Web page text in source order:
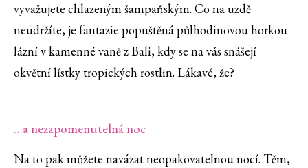
vyvažujete chlazeným šampaňským. Co na uzdě
neudržíte, je fantazie popuštěná půlhodinovou horkou
lázní v kamenné vaně z Bali, kdy se na vás snášejí
okvětní lístky tropických rostlin. Lákavé, že?
…a nezapomenutelná noc
Na to pak můžete navázat neopakovatelnou nocí. Těm,